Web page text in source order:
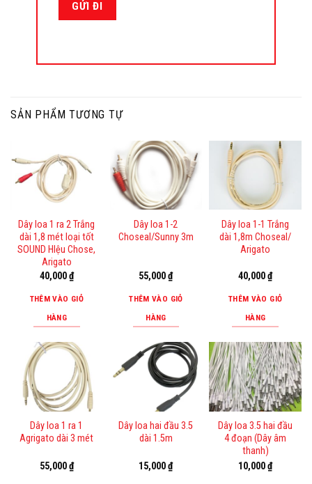
SẢN PHẨM TƯƠNG TỰ
Dây loa 1 ra 2 Trắng
dài 1,8 mét loại tốt
SOUND HIệu Chose,
Arigato
40,000₫
THÊM VÀO GIỎ
HÀNG
Dây loa 1-2
Choseal/Sunny 3m
55,000₫
THÊM VÀO GIỎ
HÀNG
Dây loa 1-1 Trắng
dài 1,8m Choseal/
Arigato
40,000₫
THÊM VÀO GIỎ
HÀNG
Dây loa 1 ra 1
Agrigato dài 3 mét
55,000₫
Dây loa hai đầu 3.5
dài 1.5m
15,000₫
Dây loa 3.5 hai đầu
4 đoạn (Dây âm
thanh)
10,000₫